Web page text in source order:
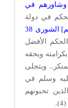
في
الحكم في دولة
الشورى 38
الأفضل
وبحقه
ويتجلى
وسلم في
تحبونهم